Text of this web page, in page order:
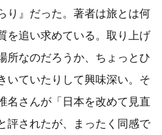
り』だった。著者は旅とは何
を追い求めている。取り上げ
所なのだろうか、ちょっとひ
いていたりして興味深い。そ
名さんが「日本を改めて見直
評されたが、まったく同感で